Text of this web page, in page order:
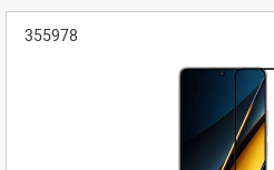
355978